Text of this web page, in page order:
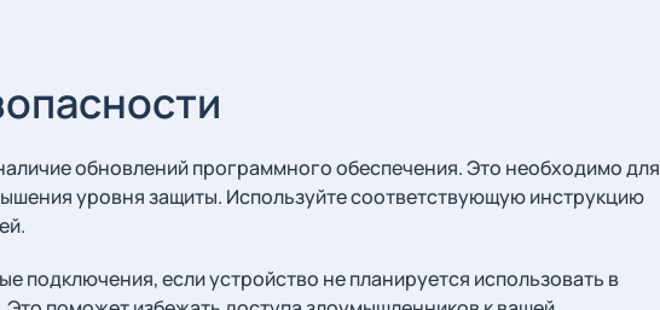
обновлений программного обеспечения. Это необходимо для
уровня защиты. Используйте соответствующую инструкцию
подключения, если устройство не планируется использовать в